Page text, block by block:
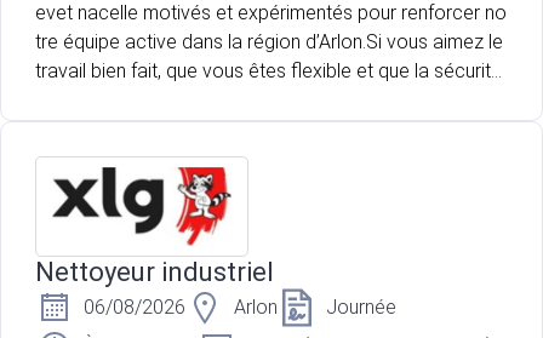
evet nacelle motivés et expérimentés pour renforcer no
tre équipe active dans la région d’Arlon.Si vous aimez le
travail bien fait, que vous êtes flexible et que la sécurité
Nettoyeur industriel
06/08/2026 Arlon
Journée